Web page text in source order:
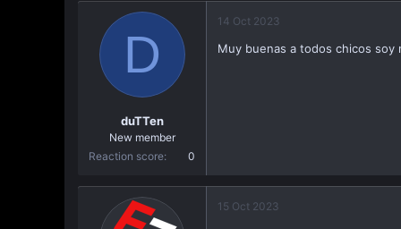
D
duTTen
New member
Reaction score
0
14 Oct 2023
Muy buenas a todos chicos
15 Oct 2023